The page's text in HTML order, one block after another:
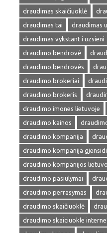
draudimas skaičiuoklė
draudimas tai
draudimas
draudimas vykstant i uzsieni
draudimo bendrovė
draudimo bendrovės
draudimo brokeriai
draudimo brokeris
draudimo imones lietuvoje
draudimo kainos
draudimo kompanija
draudimo kompanija
draudimo kompanijos
draudimo pasiulymai
draudimo perrasymas
draudimo skaičiuoklė
draudimo skaiciuokle